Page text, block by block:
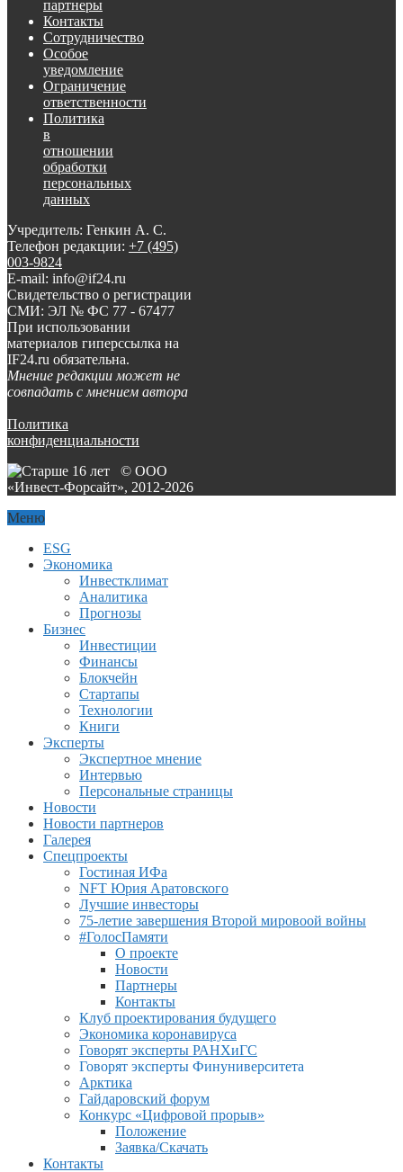
партнеры
Контакты
Сотрудничество
Особое
уведомление
Ограничение
ответственности
Политика
в
отношении
обработки
персональных
данных
Учредитель: Генкин А. С.
Телефон редакции: +7 (495)
003-9824
E-mail: info@if24.ru
Свидетельство о регистрации
СМИ: ЭЛ № ФС 77 - 67477
При использовании
материалов гиперссылка на
IF24.ru обязательна.
Мнение редакции может не
совпадать с мнением автора
Политика
конфиденциальности
© ООО
«Инвест-Форсайт», 2012-2026
Меню
ESG
Экономика
Инвестклимат
Аналитика
Прогнозы
Бизнес
Инвестиции
Финансы
Блокчейн
Стартапы
Технологии
Книги
Эксперты
Экспертное мнение
Интервью
Персональные страницы
Новости
Новости партнеров
Галерея
Спецпроекты
Гостиная ИФа
NFT Юрия Аратовского
Лучшие инвесторы
75-летие завершения Второй мировоой войны
#ГолосПамяти
О проекте
Новости
Партнеры
Контакты
Клуб проектирования будущего
Экономика коронавируса
Говорят эксперты РАНХиГС
Говорят эксперты Финуниверситета
Арктика
Гайдаровский форум
Конкурс «Цифровой прорыв»
Положение
Заявка/Скачать
Контакты